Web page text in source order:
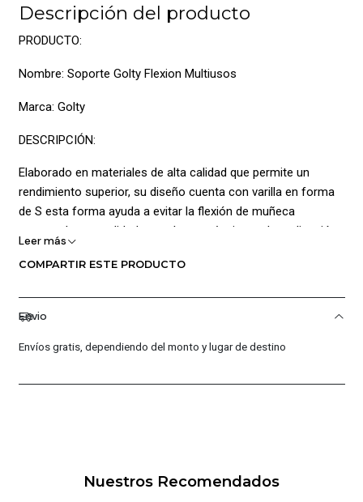
Descripción del producto
PRODUCTO:
Nombre: Soporte Golty Flexion Multiusos
Marca: Golty
DESCRIPCIÓN:
Elaborado en materiales de alta calidad que permite un
rendimiento superior, su diseño cuenta con varilla en forma
de S esta forma ayuda a evitar la flexión de muñeca
generando comodidad y una buena técnica en la realización
antideslizante permitiendo mayor comodidad y sujeción, este
que cuenta con bajo peso además es perfecto para ejercitar
para establecer rutinas en diversas locaciones y permitiendo
Materiales: 5% Plástico5% Poliuretano90% Hierro
Inserciones de espuma antideslizante
Medidas: 28.5 x 12 x 11cm
Leer más
COMPARTIR ESTE PRODUCTO
Envio
Envíos gratis, dependiendo del monto y lugar de destino
Nuestros Recomendados